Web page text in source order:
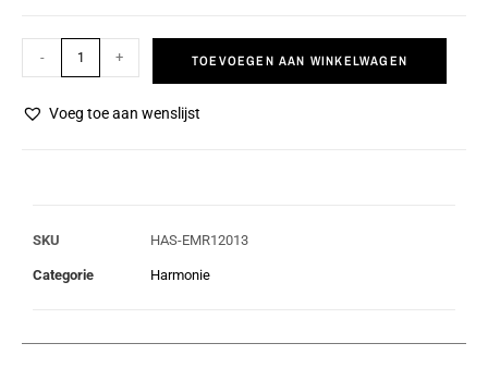
- + TOEVOEGEN AAN WINKELWAGEN
Voeg toe aan wenslijst
SKU HAS-EMR12013
Categorie Harmonie